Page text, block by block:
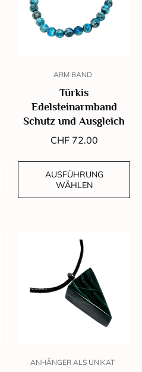
ARM BAND
Türkis
Edelsteinarmband
Schutz und Ausgleich
CHF72.00
AUSFÜHRUNG
WÄHLEN
ANHÄNGER ALS UNIKAT